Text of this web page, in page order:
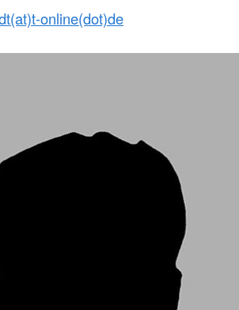
online(dot)de